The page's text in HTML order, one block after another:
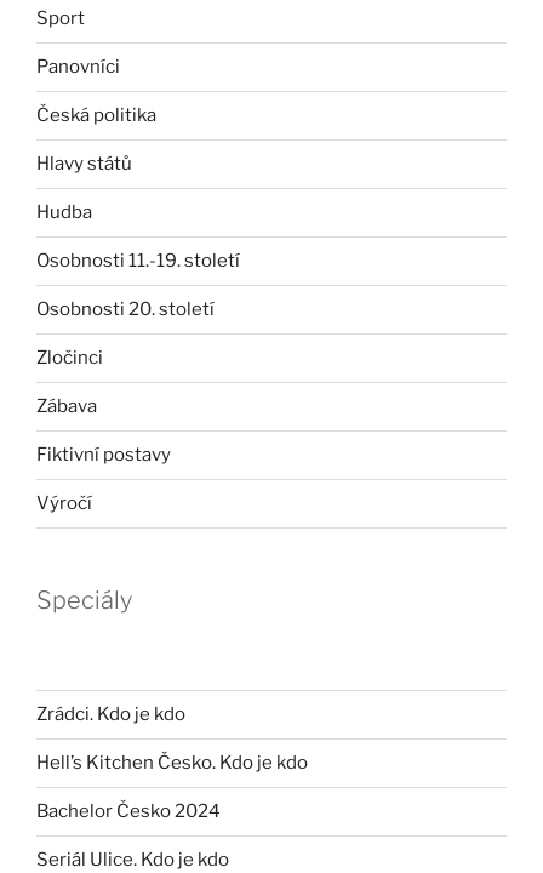
Sport
Panovníci
Česká politika
Hlavy států
Hudba
Osobnosti 11.-19. století
Osobnosti 20. století
Zločinci
Zábava
Fiktivní postavy
Výročí
Speciály
Zrádci. Kdo je kdo
Hell’s Kitchen Česko. Kdo je kdo
Bachelor Česko 2024
Seriál Ulice. Kdo je kdo